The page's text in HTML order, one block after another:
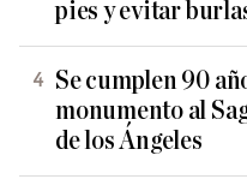
pies y evitar
Se cumplen 90
monumento al
de los Ángeles